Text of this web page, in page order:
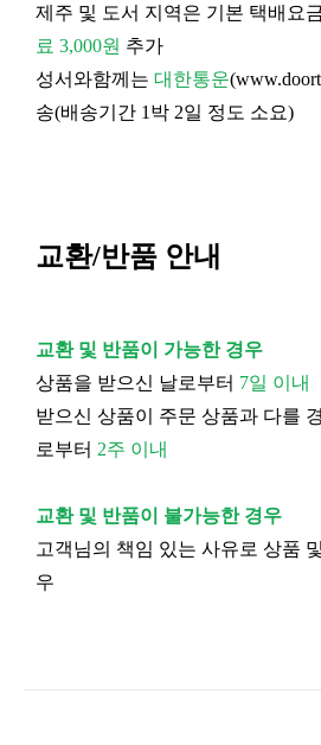
제주 및 도서 지역은 기본 택배요
료 3,000원 추가
성서와함께는 대한통운(
송(배송기간 1박 2일 정도 소요)
교환/반품 안내
교환 및 반품이 가능한 경우
상품을 받으신 날로부터 7일 이내
받으신 상품이 주문 상품과 다를
로부터 2주 이내
교환 및 반품이 불가능한 경우
고객님의 책임 있는 사유로 상품
우